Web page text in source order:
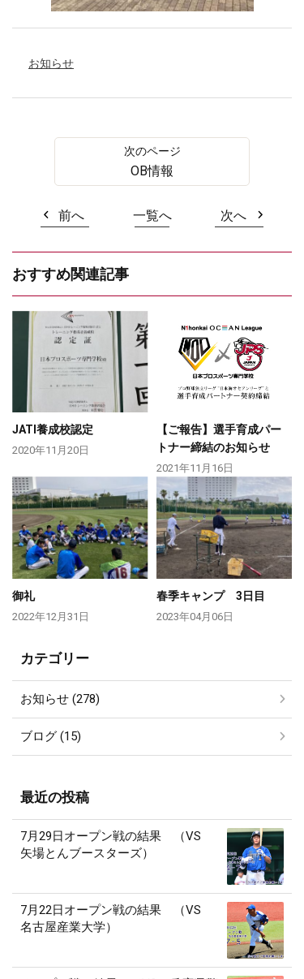
お知らせ
OB情報
前へ 一覧へ 次へ
おすすめ関連記事
JATI養成校認定
2020年11月20日
【ご報告】選手育成パー
トナー締結のお知らせ
2021年11月16日
御礼
2022年12月31日
春季キャンプ 3日目
2023年04月06日
カテゴリー
お知らせ (278)
ブログ (15)
最近の投稿
7月29日オープン戦の結果 （VS
矢場とんブースターズ）
7月22日オープン戦の結果 （VS
名古屋産業大学）